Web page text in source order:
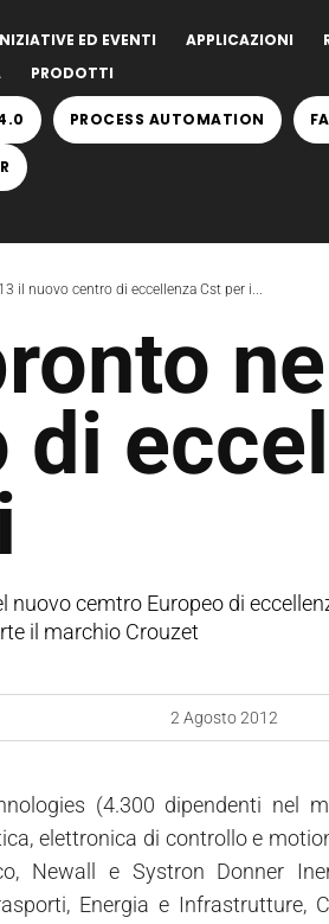
ED EVENTI APPLICAZIONI
PRODOTTI
PROCESS AUTOMATION
il nuovo centro di eccellenza Cst per i...
di
nuovo cemtro Europeo di
il marchio Crouzet
2 Agosto 2012
(4.300 dipendenti
elettronica di controllo e
Newall e Systron Donner
Energia e